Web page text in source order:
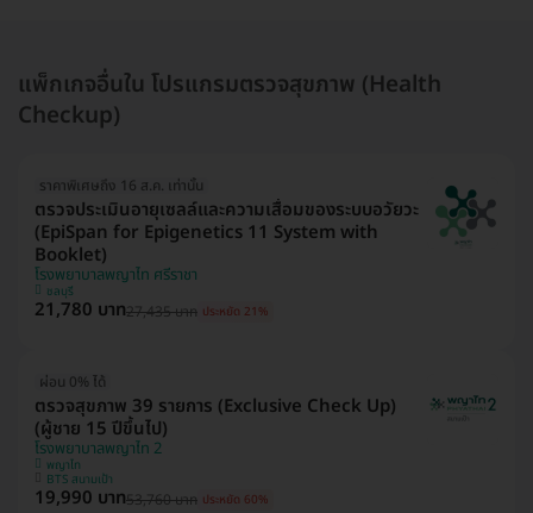
แพ็กเกจอื่นใน โปรแกรมตรวจสุขภาพ (Health
Checkup)
ราคาพิเศษถึง 16 ส.ค. เท่านั้น
ตรวจประเมินอายุเซลล์และความเสื่อมของระบบอวัยวะ
(EpiSpan for Epigenetics 11 System with
Booklet)
โรงพยาบาลพญาไท ศรีราชา
ชลบุรี
21,780 บาท27,435 บาท ประหยัด 21%
ผ่อน 0% ได้
ตรวจสุขภาพ 39 รายการ (Exclusive Check Up)
(ผู้ชาย 15 ปีขึ้นไป)
โรงพยาบาลพญาไท 2
พญาไท
BTS สนามเป้า
19,990 บาท53,760 บาท ประหยัด 60%